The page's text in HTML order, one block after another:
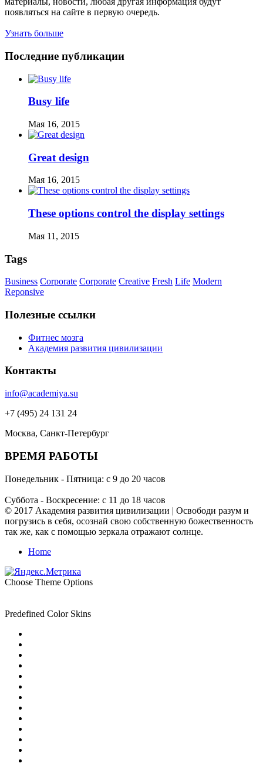
появляться на сайте в первую очередь.
Узнать больше
Последние публикации
Busy life
Мая 16, 2015
Great design
Мая 16, 2015
These options control the display settings
Мая 11, 2015
Tags
Business Corporate Corporate Creative Fresh Life Modern
Reponsive
Полезные ссылки
Фитнес мозга
Академия развития цивилизации
Контакты
info@academiya.su
+7 (495) 24 131 24
Москва, Санкт-Петербург
ВРЕМЯ РАБОТЫ
Понедельник - Пятница: с 9 до 20 часов
Суббота - Воскресение: с 11 до 18 часов
© 2017 Академия развития цивилизации | Освободи разум и
погрузись в себя, осознай свою собственную божественность
так же, как с помощью зеркала отражают солнце.
Home
Choose Theme Options
Predefined Color Skins